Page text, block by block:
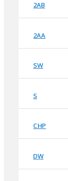
2AB
2AA
SW
S
CHP
DW